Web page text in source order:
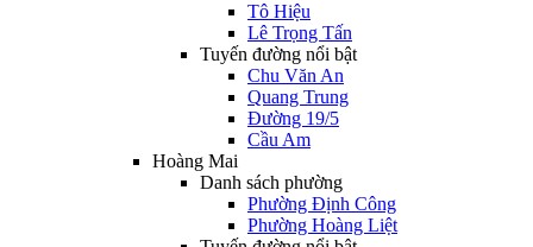
Tô Hiệu
Lê Trọng Tấn
Tuyến đường nổi bật
Chu Văn An
Quang Trung
Đường 19/5
Cầu Am
Hoàng Mai
Danh sách phường
Phường Định Công
Phường Hoàng Liệt